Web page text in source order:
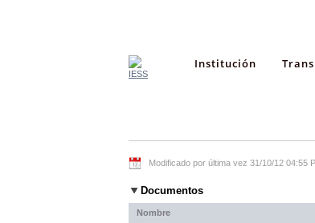
Institución
Modificado por última vez 31/10/12 04:55
Documentos
Nombre